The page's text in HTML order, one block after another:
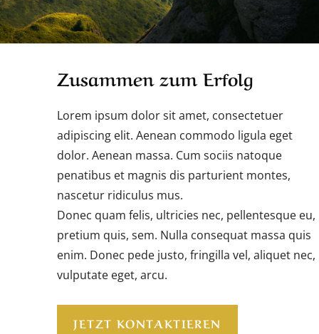
Zusammen zum Erfolg
Lorem ipsum dolor sit amet, consectetuer
adipiscing elit. Aenean commodo ligula eget
dolor. Aenean massa. Cum sociis natoque
penatibus et magnis dis parturient montes,
nascetur ridiculus mus.
Donec quam felis, ultricies nec, pellentesque eu,
pretium quis, sem. Nulla consequat massa quis
enim. Donec pede justo, fringilla vel, aliquet nec,
vulputate eget, arcu.
JETZT KONTAKTIEREN